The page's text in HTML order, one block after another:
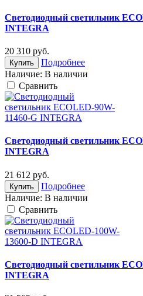
Светодиодный светильник
INTEGRA
20 310 руб.
Купить
Подробнее
Наличие: В наличии
Cравнить
Светодиодный светильник
INTEGRA
21 612 руб.
Купить
Подробнее
Наличие: В наличии
Cравнить
Светодиодный светильник
INTEGRA